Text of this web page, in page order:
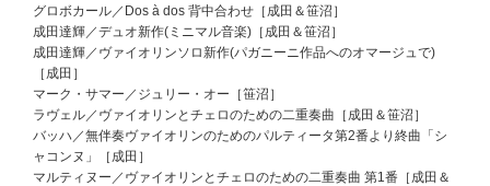
グロボカール／Dos à dos 背中合わせ［成田＆笹沼］
成田達輝／デュオ新作(ミニマル音楽)［成田＆笹沼］
成田達輝／ヴァイオリンソロ新作(パガニーニ作品へのオマージュで)
［成田］
マーク・サマー／ジュリー・オー［笹沼］
ラヴェル／ヴァイオリンとチェロのための二重奏曲［成田＆笹沼］
バッハ／無伴奏ヴァイオリンのためのパルティータ第2番より終曲「シ
ャコンヌ」［成田］
マルティヌー／ヴァイオリンとチェロのための二重奏曲 第1番［成田＆